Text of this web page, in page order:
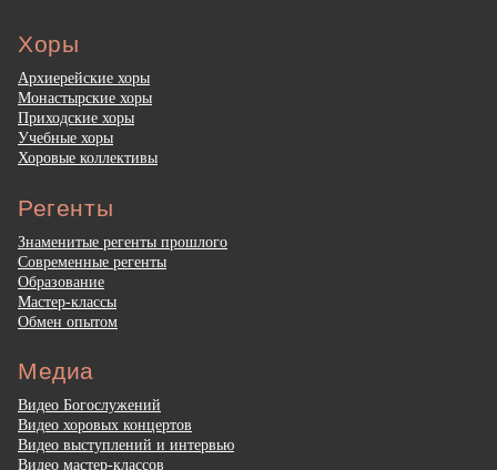
Хоры
Архиерейские хоры
Монастырские хоры
Приходские хоры
Учебные хоры
Хоровые коллективы
Регенты
Знаменитые регенты прошлого
Современные регенты
Образование
Мастер-классы
Обмен опытом
Медиа
Видео Богослужений
Видео хоровых концертов
Видео выступлений и интервью
Видео мастер-классов